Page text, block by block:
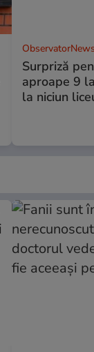
Surpriză
aproape 9
la niciun